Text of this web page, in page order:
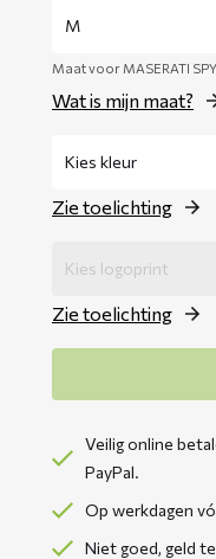
Maat voor MASERATI
Wat is mijn maat?
Zie toelichting
Zie toelichting
Veilig online
PayPal.
Op werkdagen
Niet goed, geld